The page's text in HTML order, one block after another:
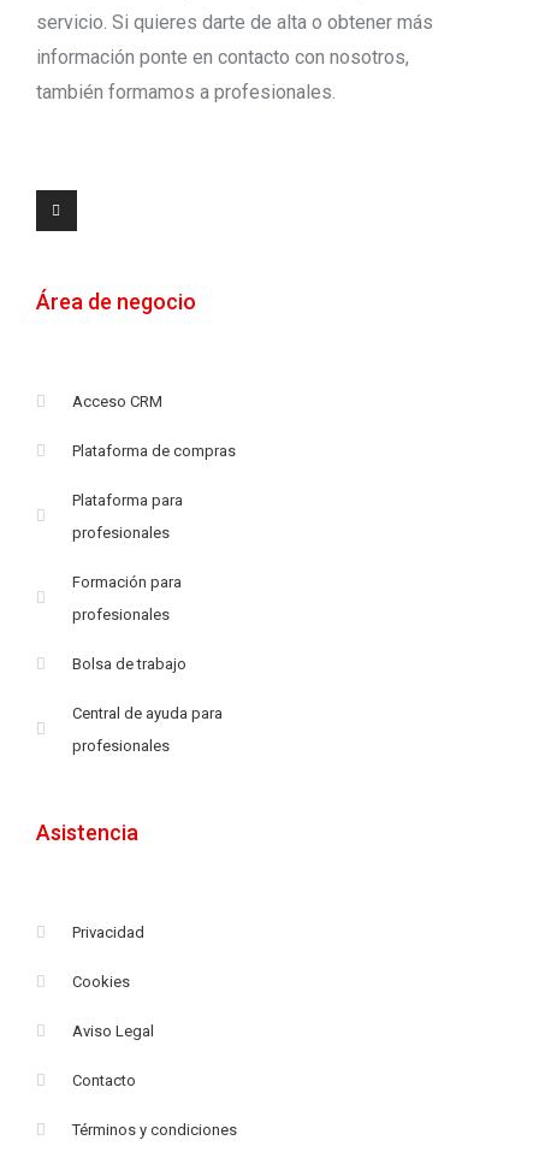
servicio. Si quieres darte de alta o obtener más
información ponte en contacto con nosotros,
también formamos a profesionales.
Área de negocio
Acceso CRM
Plataforma de compras
Plataforma para
profesionales
Formación para
profesionales
Bolsa de trabajo
Central de ayuda para
profesionales
Asistencia
Privacidad
Cookies
Aviso Legal
Contacto
Términos y condiciones